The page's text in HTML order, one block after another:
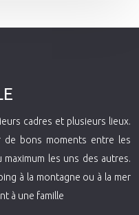
cadres et plusieurs lieux.
de bons moments entre les
les uns des autres.
à la montagne ou à la mer
à une famille